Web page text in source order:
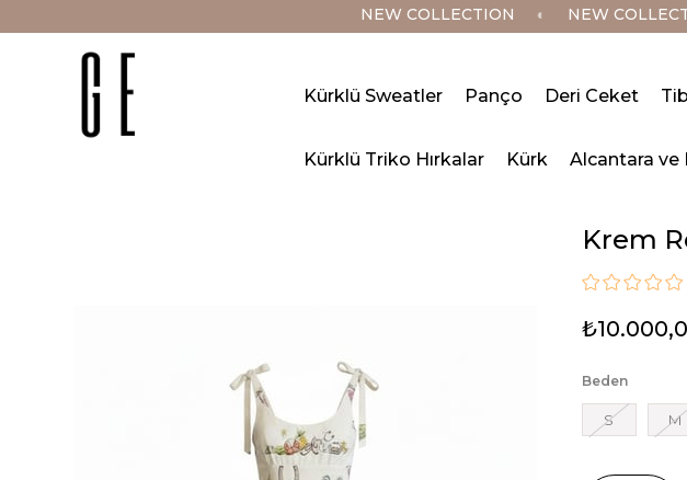
NEW COLLECTION ◐ NEW
Kürklü Sweatler Panço Deri Ceket
Kürklü Triko Hırkalar Kürk Alcantara ve
Krem
Beden
S M